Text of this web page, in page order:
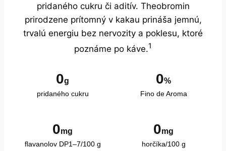
pridaného cukru či aditív. Theobromin
prirodzene prítomný v kakau prináša jemnú,
trvalú energiu bez nervozity a poklesu, ktoré
poznáme po káve.1
0g
pridaného cukru
0%
Fino de Aroma
0mg
flavanolov DP1–7/100 g
0mg
horčíka/100 g